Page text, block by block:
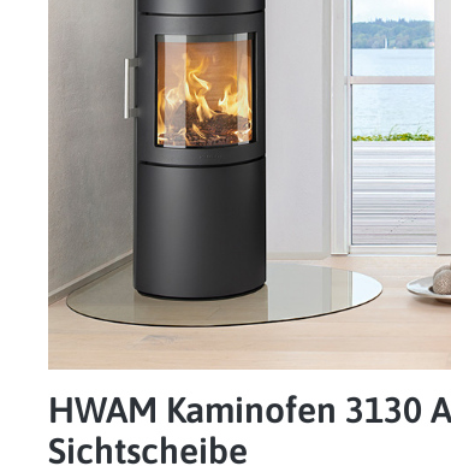
HWAM Kaminofen 3130
Sichtscheibe